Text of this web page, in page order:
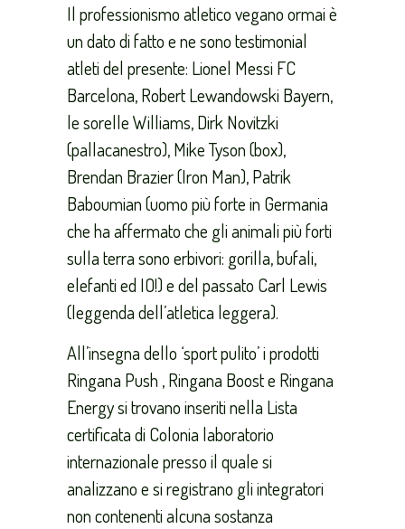
Il professionismo atletico vegano ormai è
un dato di fatto e ne sono testimonial
atleti del presente: Lionel Messi FC
Barcelona, Robert Lewandowski Bayern,
le sorelle Williams, Dirk Novitzki
(pallacanestro), Mike Tyson (box),
Brendan Brazier (Iron Man), Patrik
Baboumian (uomo più forte in Germania
che ha affermato che gli animali più forti
sulla terra sono erbivori: gorilla, bufali,
elefanti ed IO!) e del passato Carl Lewis
(leggenda dell’atletica leggera).
All’insegna dello ‘sport pulito’ i prodotti
Ringana Push , Ringana Boost e Ringana
Energy si trovano inseriti nella Lista
certificata di Colonia laboratorio
internazionale presso il quale si
analizzano e si registrano gli integratori
non contenenti alcuna sostanza